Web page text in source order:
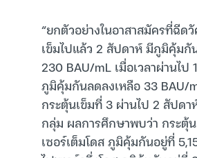
“ยกตัวอย่างในอาสาสมัครที่ฉีด
เข็มไปแล้ว 2 สัปดาห์ มีภูมิคุ้มกั
230 BAU/mL เมื่อเวลาผ่านไป
ภูมิคุ้มกันลดลงเหลือ 33 BAU/
กระตุ้นเข็มที่ 3 ผ่านไป 2 สัปด
กลุ่ม ผลการศึกษาพบว่า กระตุ้
เซอร์เต็มโดส ภูมิคุ้มกันอยู่ที่